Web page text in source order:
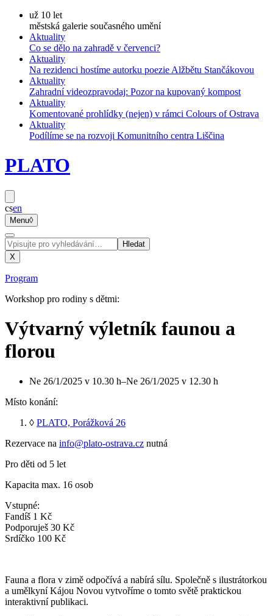
už 10 let
městská galerie současného umění
Aktuality
Co se dělo na zahradě v červenci?
Aktuality
Na rezidenci hostíme autorku poezie Alžbětu Stančákovou
Aktuality
Zahradní videozpravodaj: Pozor na kupovaný kompost
Aktuality
Komentované prohlídky (nejen) v rámci Colours of Ostrava
Aktuality
Podílíme se na rozvoji Komunitního centra Liščina
PLATO
csen
Menu◊
Hledat
X
Program
Workshop pro rodiny s dětmi:
Výtvarný výletník faunou a
florou
Ne 26/1/2025 v 10.30 h–Ne 26/1/2025 v 12.30 h
Místo konání:
◊ PLATO, Porážková 26
Rezervace na info@plato-ostrava.cz nutná
Pro děti od 5 let
Kapacita max. 16 osob
Vstupné:
Fandíš 1 Kč
Podporuješ 30 Kč
Srdíčko 100 Kč
Fauna a flora v zimě odpočívá a nabírá sílu. Společně s ilustrátorkou
a umělkyní Kájou Novou vytvoříme o tomto světě praktickou
interaktivní publikaci.